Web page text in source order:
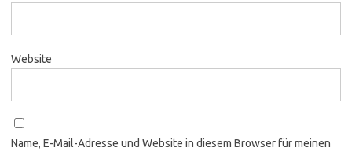
Website
Name, E-Mail-Adresse und Website in diesem Browser für meinen